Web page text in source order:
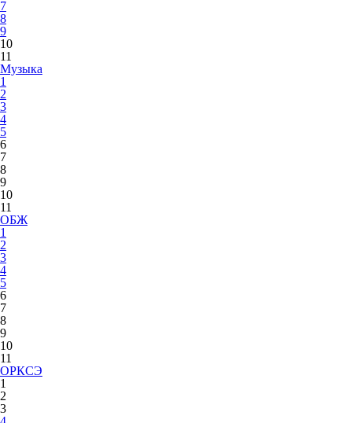
7
8
9
10
11
Музыка
1
2
3
4
5
6
7
8
9
10
11
ОБЖ
1
2
3
4
5
6
7
8
9
10
11
ОРКСЭ
1
2
3